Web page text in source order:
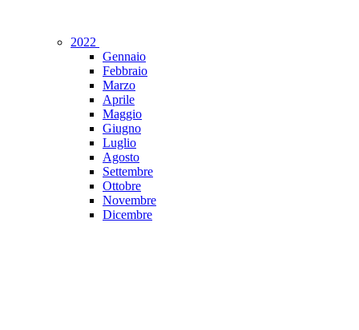
2022
Gennaio
Febbraio
Marzo
Aprile
Maggio
Giugno
Luglio
Agosto
Settembre
Ottobre
Novembre
Dicembre